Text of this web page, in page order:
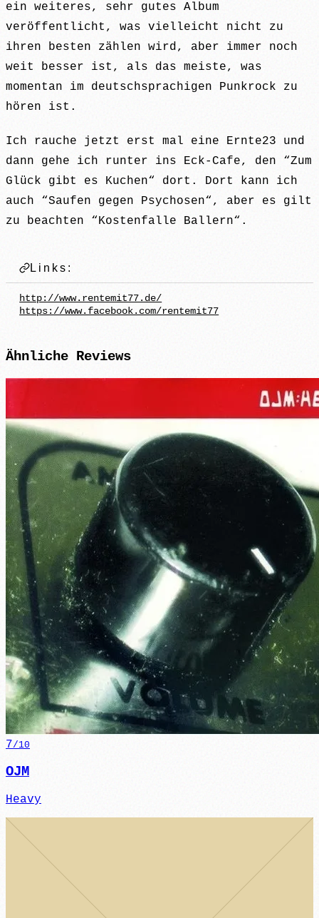
ein weiteres, sehr gutes Album
veröffentlicht, was vielleicht nicht zu
ihren besten zählen wird, aber immer noch
weit besser ist, als das meiste, was
momentan im deutschsprachigen Punkrock zu
hören ist.
Ich rauche jetzt erst mal eine Ernte23 und
dann gehe ich runter ins Eck-Cafe, den “Zum
Glück gibt es Kuchen“ dort. Dort kann ich
auch “Saufen gegen Psychosen“, aber es gilt
zu beachten “Kostenfalle Ballern“.
Links:
http://www.rentemit77.de/
https://www.facebook.com/rentemit77
Ähnliche Reviews
7/10
OJM
Heavy